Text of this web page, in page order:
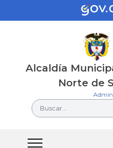
Alcaldía
Norte de
Buscar...